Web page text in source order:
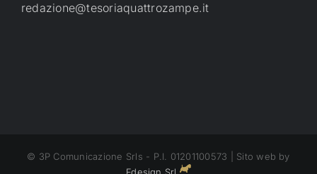
redazione@tesoriaquattrozampe.it
© 3P Comunicazione Srls - P.I. 01201100573 | Sito web by